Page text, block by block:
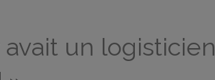
un logisticien